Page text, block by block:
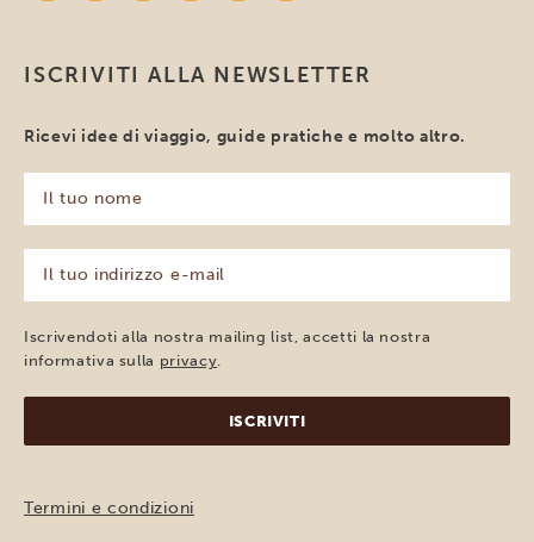
ISCRIVITI ALLA NEWSLETTER
Ricevi idee di viaggio, guide pratiche e molto altro.
tuo
nome
(Obbligatorio)
tuo
indirizzo
e-
mail
Iscrivendoti alla nostra mailing list, accetti la nostra
informativa sulla privacy.
Termini e condizioni